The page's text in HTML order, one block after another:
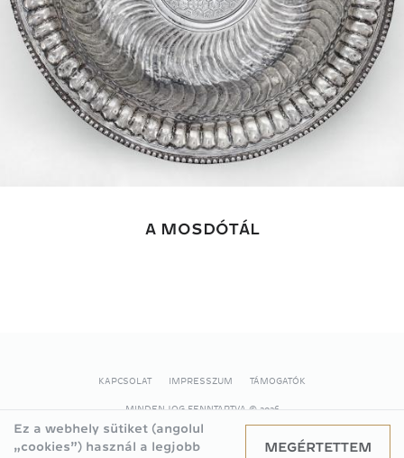
MEGÉRTETTEM
Ez a webhely sütiket (angolul
„cookies”) használ a legjobb
A MOSDÓTÁL
KAPCSOLAT IMPRESSZUM TÁMOGATÓK
MINDEN JOG FENNTARTVA © 2026